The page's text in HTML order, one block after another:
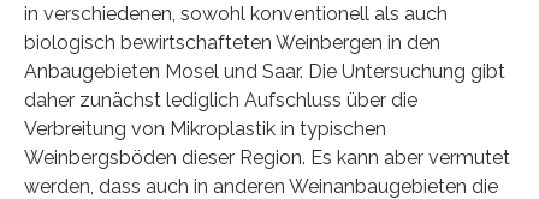
in verschiedenen, sowohl konventionell als auch
biologisch bewirtschafteten Weinbergen in den
Anbaugebieten Mosel und Saar. Die Untersuchung gibt
daher zunächst lediglich Aufschluss über die
Verbreitung von Mikroplastik in typischen
Weinbergsböden dieser Region. Es kann aber vermutet
werden, dass auch in anderen Weinanbaugebieten die